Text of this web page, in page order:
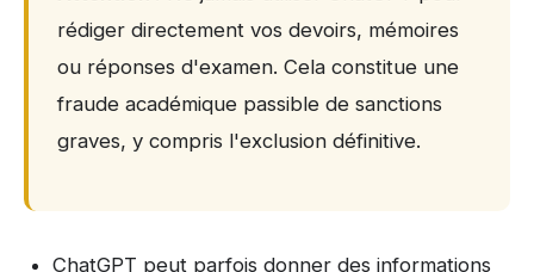
rédiger directement vos devoirs, mémoires
ou réponses d'examen. Cela constitue une
fraude académique passible de sanctions
graves, y compris l'exclusion définitive.
ChatGPT peut parfois donner des informations